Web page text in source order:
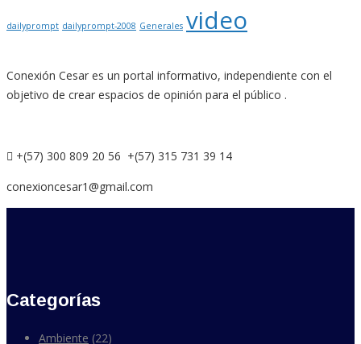
dailyprompt dailyprompt-2008 Generales video
Conexión Cesar es un portal informativo, independiente con el
objetivo de crear espacios de opinión para el público .
+(57) 300 809 20 56 +(57) 315 731 39 14
conexioncesar1@gmail.com
Categorías
Ambiente (22)